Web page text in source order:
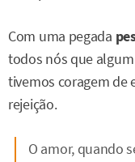
Com uma pegada
todos nós que
tivemos coragem de
rejeição.
O amor, quando